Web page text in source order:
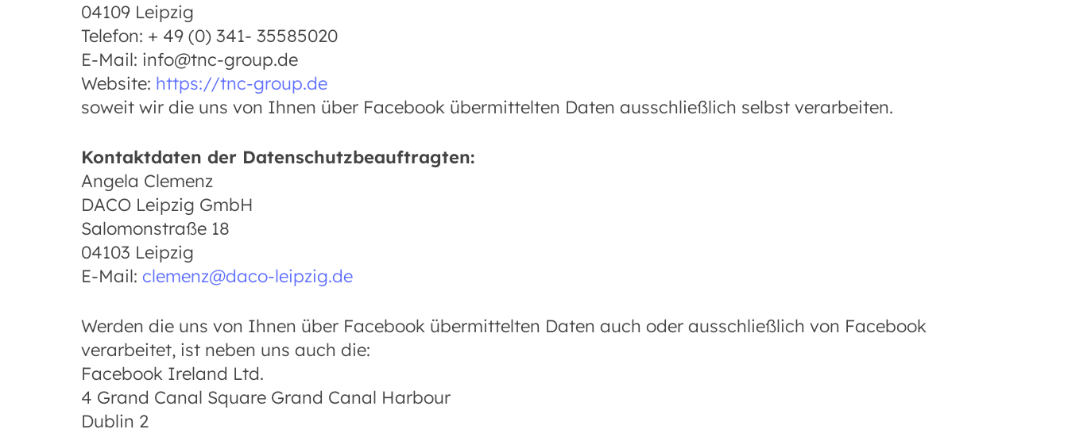
04109 Leipzig
Telefon: + 49 (0) 341- 35585020
E-Mail: info@tnc-group.de
Website: https://tnc-group.de
soweit wir die uns von Ihnen über Facebook übermittelten Daten ausschließlich selbst verarbeiten.
Kontaktdaten der Datenschutzbeauftragten:
Angela Clemenz
DACO Leipzig GmbH
Salomonstraße 18
04103 Leipzig
E-Mail: clemenz@daco-leipzig.de
Werden die uns von Ihnen über Facebook übermittelten Daten auch oder ausschließlich von Facebook
verarbeitet, ist neben uns auch die:
Facebook Ireland Ltd.
4 Grand Canal Square Grand Canal Harbour
Dublin 2